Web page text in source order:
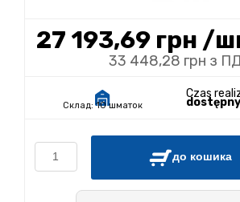
27 193,69 грн /
33 448,28 грн з
Склад: 10 шматок
Czas
до кошика